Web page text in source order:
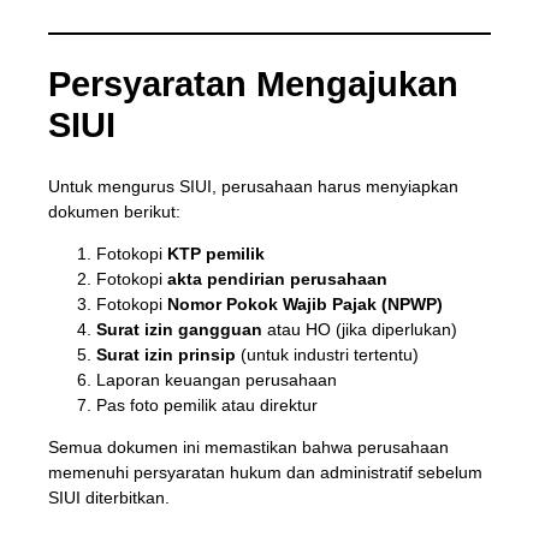
Persyaratan Mengajukan
SIUI
Untuk mengurus SIUI, perusahaan harus menyiapkan
dokumen berikut:
Fotokopi KTP pemilik
Fotokopi akta pendirian perusahaan
Fotokopi Nomor Pokok Wajib Pajak (NPWP)
Surat izin gangguan atau HO (jika diperlukan)
Surat izin prinsip (untuk industri tertentu)
Laporan keuangan perusahaan
Pas foto pemilik atau direktur
Semua dokumen ini memastikan bahwa perusahaan
memenuhi persyaratan hukum dan administratif sebelum
SIUI diterbitkan.